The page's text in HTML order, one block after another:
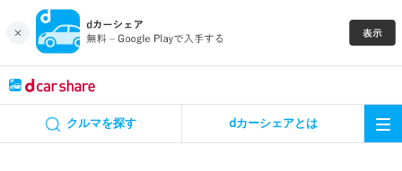
クルマを探す dカーシェアとは
カーシェア